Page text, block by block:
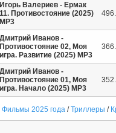
Игорь Валериев - Ермак
11. Противостояние (2025)
MP3
Дмитрий Иванов -
Противостояние 02, Моя
игра. Развитие (2025) МР3
Дмитрий Иванов -
Противостояние 01, Моя
игра. Начало (2025) МР3
Фильмы 2025 года /Триллеры /